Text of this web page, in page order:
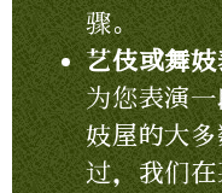
骤。
艺伎或舞妓
为您表演
妓屋的大
过，我们